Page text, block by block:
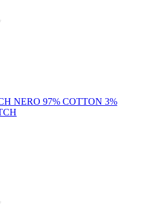
NERO 97% COTTON 3%